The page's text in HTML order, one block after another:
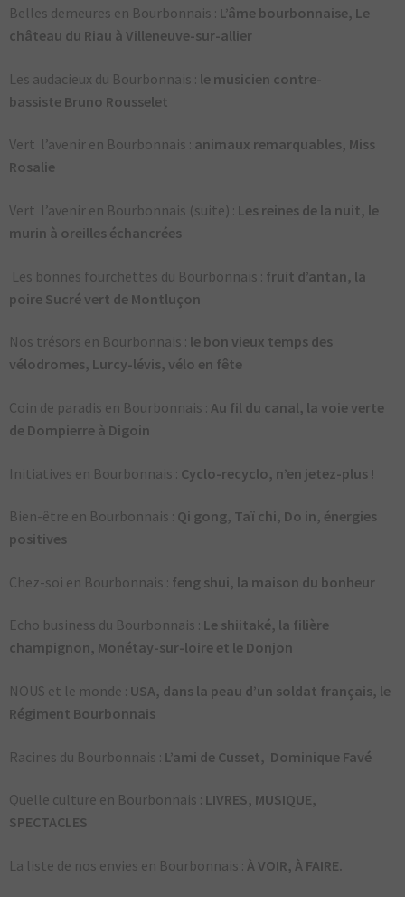
LE BOURBONNAIS
CONTACT
Belles demeures en Bourbonnais : L’âme bourbonnaise, Le
château du Riau à Villeneuve-sur-allier
Les audacieux du Bourbonnais : le musicien contre-
bassiste Bruno Rousselet
Vert l’avenir en Bourbonnais : animaux remarquables, Miss
Rosalie
Vert l’avenir en Bourbonnais (suite) : Les reines de la nuit, le
murin à oreilles échancrées
Les bonnes fourchettes du Bourbonnais : fruit d’antan, la
poire Sucré vert de Montluçon
Nos trésors en Bourbonnais : le bon vieux temps des
vélodromes, Lurcy-lévis, vélo en fête
Coin de paradis en Bourbonnais : Au fil du canal, la voie verte
de Dompierre à Digoin
Initiatives en Bourbonnais : Cyclo-recyclo, n’en jetez-plus !
Bien-être en Bourbonnais : Qi gong, Taï chi, Do in, énergies
positives
Chez-soi en Bourbonnais : feng shui, la maison du bonheur
Echo business du Bourbonnais : Le shiitaké, la filière
champignon, Monétay-sur-loire et le Donjon
NOUS et le monde : USA, dans la peau d’un soldat français, le
Régiment Bourbonnais
Racines du Bourbonnais : L’ami de Cusset, Dominique Favé
Quelle culture en Bourbonnais : LIVRES, MUSIQUE,
SPECTACLES
La liste de nos envies en Bourbonnais : À VOIR, À FAIRE.